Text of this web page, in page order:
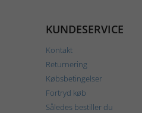
KUNDESERVICE
Kontakt
Returnering
Købsbetingelser
Fortryd køb
Således bestiller du